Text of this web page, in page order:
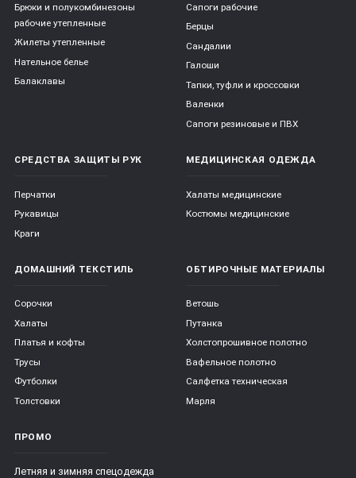
Брюки и полукомбинезоны
рабочие утепленные
Жилеты утепленные
Нательное белье
Балаклавы
Сапоги рабочие
Берцы
Сандалии
Галоши
Тапки, туфли и кроссовки
Валенки
Сапоги резиновые и ПВХ
СРЕДСТВА ЗАЩИТЫ РУК
Перчатки
Рукавицы
Краги
МЕДИЦИНСКАЯ ОДЕЖДА
Халаты медицинские
Костюмы медицинские
ДОМАШНИЙ ТЕКСТИЛЬ
Сорочки
Халаты
Платья и кофты
Трусы
Футболки
Толстовки
ОБТИРОЧНЫЕ МАТЕРИАЛЫ
Ветошь
Путанка
Холстопрошивное полотно
Вафельное полотно
Салфетка техническая
Марля
ПРОМО
Летняя и зимняя спецодежда